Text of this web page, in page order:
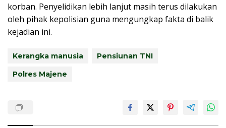
korban. Penyelidikan lebih lanjut masih terus dilakukan
oleh pihak kepolisian guna mengungkap fakta di balik
kejadian ini.
Kerangka manusia
Pensiunan TNI
Polres Majene